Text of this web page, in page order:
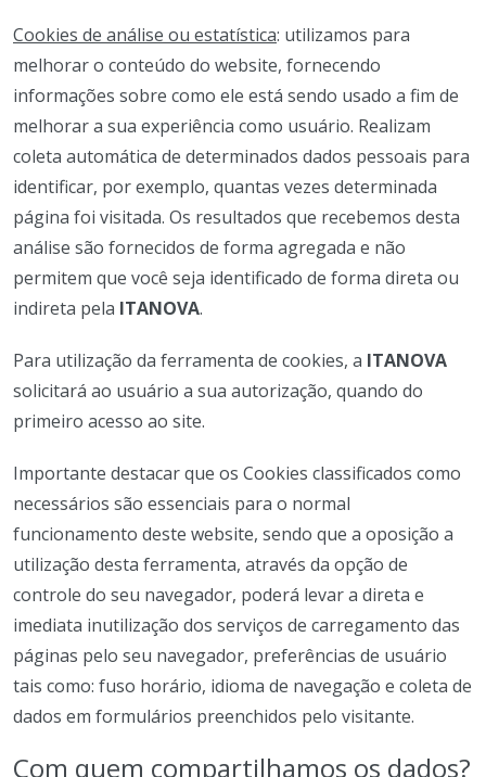
Cookies de análise ou estatística: utilizamos para
melhorar o conteúdo do website, fornecendo
informações sobre como ele está sendo usado a fim de
melhorar a sua experiência como usuário. Realizam
coleta automática de determinados dados pessoais para
identificar, por exemplo, quantas vezes determinada
página foi visitada. Os resultados que recebemos desta
análise são fornecidos de forma agregada e não
permitem que você seja identificado de forma direta ou
indireta pela ITANOVA.
Para utilização da ferramenta de cookies, a ITANOVA
solicitará ao usuário a sua autorização, quando do
primeiro acesso ao site.
Importante destacar que os Cookies classificados como
necessários são essenciais para o normal
funcionamento deste website, sendo que a oposição a
utilização desta ferramenta, através da opção de
controle do seu navegador, poderá levar a direta e
imediata inutilização dos serviços de carregamento das
páginas pelo seu navegador, preferências de usuário
tais como: fuso horário, idioma de navegação e coleta de
dados em formulários preenchidos pelo visitante.
Com quem compartilhamos os dados?